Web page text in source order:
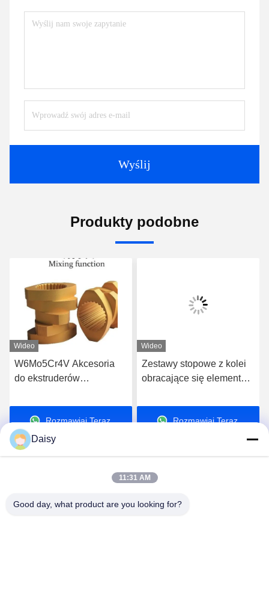
Wyślij
Produkty podobne
Wideo
W6Mo5Cr4V Akcesoria
do ekstruderów
śrub
Rozmawiaj Teraz.
Wideo
Zestawy stopowe z kolei
obracające się elementy
wytłaczacza dla wysokiej
klasy wytłaczania
Rozmawiaj Teraz.
Nanjing Henglande Machinery Technology Co.,
Daisy
11:31 AM
Good day, what product are you looking for?